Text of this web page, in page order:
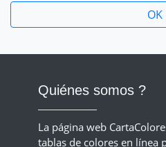
Quiénes somos ?
La página web
tablas de colores en línea